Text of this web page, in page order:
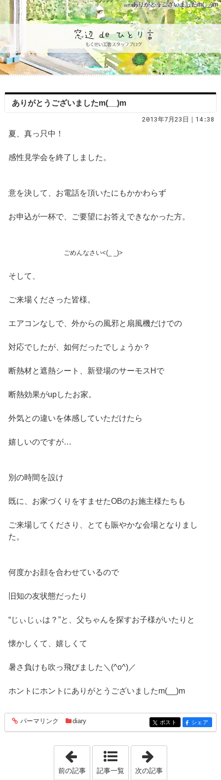
ありがとうございましたm(__)m
ありがとうございましたm(__)m
2013年7月23日｜14:38
夏、真っ只中！
感性見学会を終了しました。
意を決して、お電話を頂いたにもかかわらず
お申込が一杯で、ご要望にお答えできなかった方。
ごめんなさい<(_ _)>
そして、
ご来場くださった皆様。
エアコンなしで、外からの風邪と扇風機だけでの
対応でしたが、如何だったでしょうか？
断熱材と遮熱シート、新登場のサーモスHで
断熱効果がupしたお家。
外気との違いを体感していただけたら
嬉しいのですが…
別の時間を設け
既に、お家づくりをすませたOBのお施主様たちも
ご来場してくださり、とても賑やかな会場となりまし
た。
何度かお顔を合わせているので
旧知の友状態だったり
“じぃじぃは？”と、父ちゃんを探すお子様がいたりと
懐かしくて、嬉しくて
暑さ負けも吹っ飛びました＼(^o^)／
ホントにホントにありがとうございましたm(__)m
entry629
パーマリンク diary entry629
ポスト entry629
シェア
「縁（えにし）」
前の記事 記事一覧 次の記事